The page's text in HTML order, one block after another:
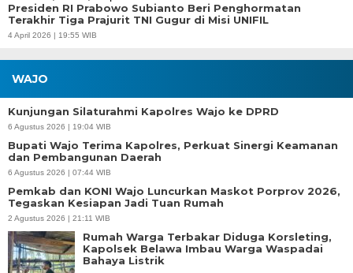
Presiden RI Prabowo Subianto Beri Penghormatan
Terakhir Tiga Prajurit TNI Gugur di Misi UNIFIL
4 April 2026 | 19:55 WIB
WAJO
Kunjungan Silaturahmi Kapolres Wajo ke DPRD
6 Agustus 2026 | 19:04 WIB
Bupati Wajo Terima Kapolres, Perkuat Sinergi Keamanan
dan Pembangunan Daerah
6 Agustus 2026 | 07:44 WIB
Pemkab dan KONI Wajo Luncurkan Maskot Porprov 2026,
Tegaskan Kesiapan Jadi Tuan Rumah
2 Agustus 2026 | 21:11 WIB
Rumah Warga Terbakar Diduga Korsleting,
Kapolsek Belawa Imbau Warga Waspadai
Bahaya Listrik